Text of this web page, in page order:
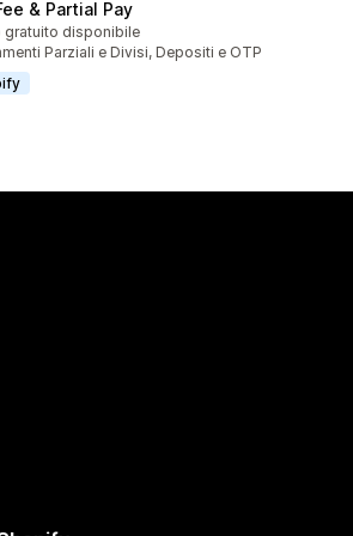
& Partial Pay
gratuito disponibile
Parziali e Divisi, Depositi e OTP